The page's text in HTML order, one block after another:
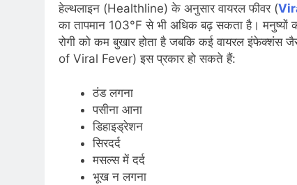
हेल्थलाइन (Healthline) के अनुसार वायरल फीवर (
का तापमान 103°F से भी अधिक बढ़ सकता है।
रोगी को कम बुखार होता है जबकि कई वायरल इंफेक्शंस
of Viral Fever) इस प्रकार हो सकते हैं:
ठंड लगना
पसीना आना
डिहाइड्रेशन
सिरदर्द
मसल्स में दर्द
भूख न लगना